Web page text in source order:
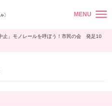
MENU
止」モノレールを呼ぼう！市民の会 発足10